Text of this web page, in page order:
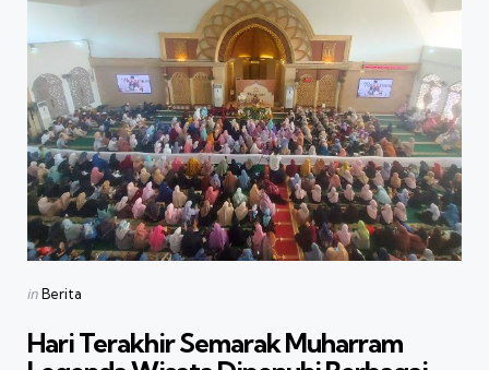
Categories
Posted
inBerita
Hari Terakhir Semarak Muharram